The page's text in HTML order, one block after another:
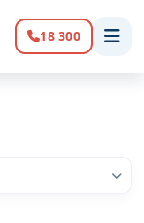
Volanie:
18 300